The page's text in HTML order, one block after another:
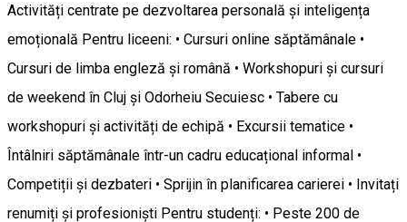
Activități centrate pe dezvoltarea personală și inteligența
emoțională Pentru liceeni: • Cursuri online săptămânale •
Cursuri de limba engleză și română • Workshopuri și cursuri
de weekend în Cluj și Odorheiu Secuiesc • Tabere cu
workshopuri și activități de echipă • Excursii tematice •
Întâlniri săptămânale într-un cadru educațional informal •
Competiții și dezbateri • Sprijin în planificarea carierei • Invitați
renumiți și profesioniști Pentru studenți: • Peste 200 de